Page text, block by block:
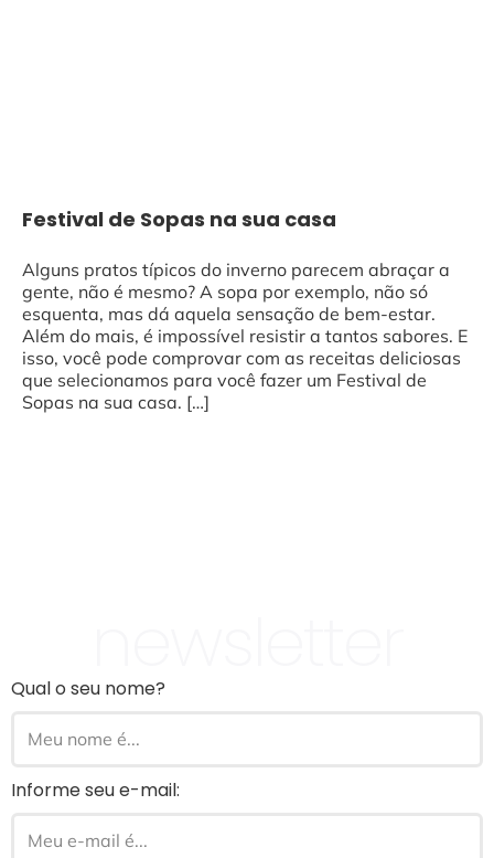
Festival de Sopas na sua casa
Alguns pratos típicos do inverno parecem abraçar a
gente, não é mesmo? A sopa por exemplo, não só
esquenta, mas dá aquela sensação de bem-estar.
Além do mais, é impossível resistir a tantos sabores. E
isso, você pode comprovar com as receitas deliciosas
que selecionamos para você fazer um Festival de
Sopas na sua casa. […]
Qual o seu nome?
Informe seu e-mail: